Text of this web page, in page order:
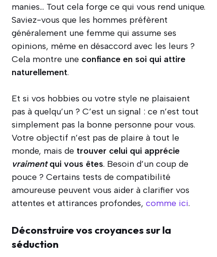
manies… Tout cela forge ce qui vous rend unique.
Saviez-vous que les hommes préfèrent
généralement une femme qui assume ses
opinions, même en désaccord avec les leurs ?
Cela montre une confiance en soi qui attire
naturellement.
Et si vos hobbies ou votre style ne plaisaient
pas à quelqu’un ? C’est un signal : ce n’est tout
simplement pas la bonne personne pour vous.
Votre objectif n’est pas de plaire à tout le
monde, mais de trouver celui qui apprécie
vraimentqui vous êtes. Besoin d’un coup de
pouce ? Certains tests de compatibilité
amoureuse peuvent vous aider à clarifier vos
attentes et attirances profondes, comme ici.
Déconstruire vos croyances sur la
séduction